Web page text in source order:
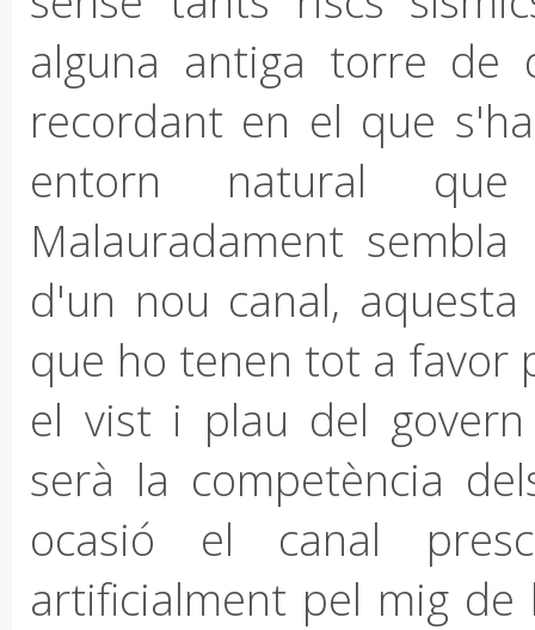
alguna antiga torre de
recordant en el que
entorn natural
Malauradament
d'un nou canal,
que ho tenen tot a favor
el vist i plau del
serà la competència
ocasió el canal
artificialment pel mig de